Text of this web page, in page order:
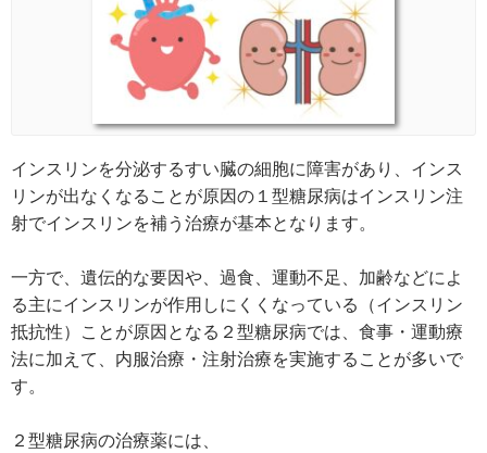
インスリンを分泌するすい臓の細胞に障害があり、インス
リンが出なくなることが原因の１型糖尿病はインスリン注
射でインスリンを補う治療が基本となります。
一方で、遺伝的な要因や、過食、運動不足、加齢などによ
る主にインスリンが作用しにくくなっている（インスリン
抵抗性）ことが原因となる２型糖尿病では、食事・運動療
法に加えて、内服治療・注射治療を実施することが多いで
す。
２型糖尿病の治療薬には、